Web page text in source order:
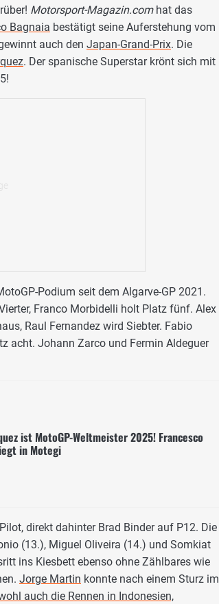
Motorsport-Magazin.com hat das
Bagnaia bestätigt seine Auferstehung vom
auch den Japan-Grand-Prix. Die
. Der spanische Superstar krönt sich mit
Podium seit dem Algarve-GP 2021.
Franco Morbidelli holt Platz fünf. Alex
Raul Fernandez wird Siebter. Fabio
acht. Johann Zarco und Fermin Aldeguer
ist MotoGP-Weltmeister 2025! Francesco
in Motegi
direkt dahinter Brad Binder auf P12. Die
(13.), Miguel Oliveira (14.) und Somkiat
ins Kiesbett ebenso ohne Zählbares wie
Jorge Martin konnte nach einem Sturz im
auch die Rennen in Indonesien,